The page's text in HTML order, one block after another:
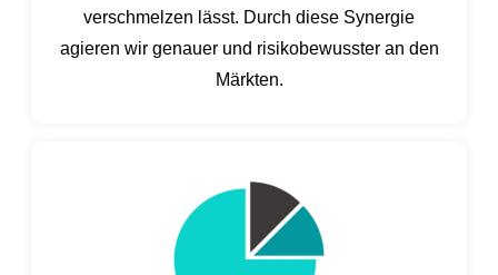
verschmelzen lässt. Durch diese Synergie
agieren wir genauer und risikobewusster an den
Märkten.